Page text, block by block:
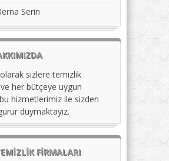
Serin
sizlere temizlik
her bütçeye uygun
hizmetlerimiz ile sizden
duymaktayız.
FIRMALARI